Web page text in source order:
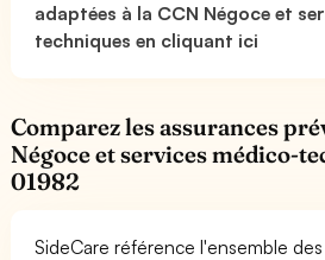
adaptées à la CCN Négoce et
techniques en cliquant ici
Comparez les assurances
Négoce et services médico-
01982
SideCare référence l'ensemble